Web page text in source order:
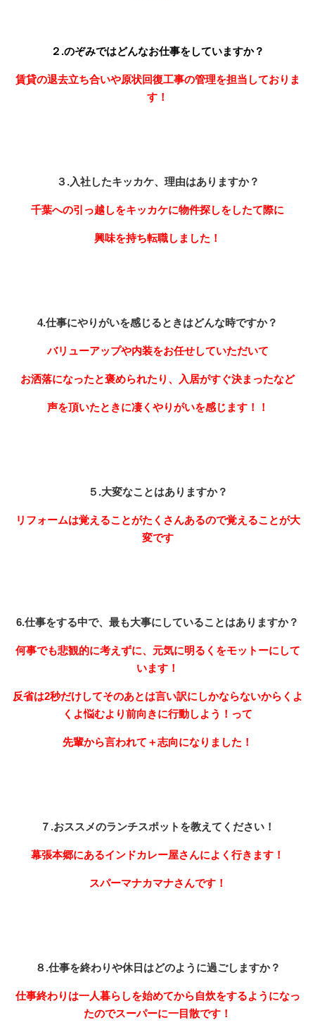
２.のぞみではどんなお仕事をしていますか？
賃貸の退去立ち合いや原状回復工事の管理を担当しておりま
す！
３.入社したキッカケ、理由はありますか？
千葉への引っ越しをキッカケに物件探しをしたて際に
興味を持ち転職しました！
4.仕事にやりがいを感じるときはどんな時ですか？
バリューアップや内装をお任せしていただいて
お洒落になったと褒められたり、入居がすぐ決まったなど
声を頂いたときに凄くやりがいを感じます！！
５.大変なことはありますか？
リフォームは覚えることがたくさんあるので覚えることが大
変です
6.仕事をする中で、最も大事にしていることはありますか？
何事でも悲観的に考えずに、元気に明るくをモットーにして
います！
反省は2秒だけしてそのあとは言い訳にしかならないからくよ
くよ悩むより前向きに行動しよう！って
先輩から言われて＋志向になりました！
７.おススメのランチスポットを教えてください！
幕張本郷にあるインドカレー屋さんによく行きます！
スパーマナカマナさんです！
８.仕事を終わりや休日はどのように過ごしますか？
仕事終わりは一人暮らしを始めてから自炊をするようになっ
たのでスーパーに一目散です！